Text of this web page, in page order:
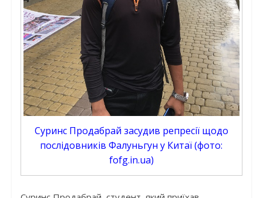
Суринс Продабрай засудив репресії щодо
послідовників Фалуньгун у Китаї (фото:
fofg.in.ua)